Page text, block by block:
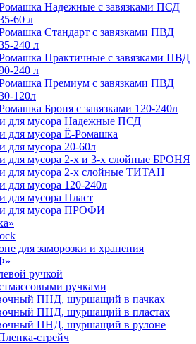
Надежные с завязками ПСД
60 л
Стандарт с завязками ПВД
240 л
Практичные с завязками ПВД
240 л
Премиум с завязками ПВД
120л
Броня с завязками 120-240л
для мусора Надежные ПСД
для мусора Ё-Ромашка
для мусора 20-60л
для мусора 2-х и 3-х слойные БРОНЯ
для мусора 2-х слойные ТИТАН
для мусора 120-240л
для мусора Пласт
для мусора ПРОФИ
для заморозки и хранения
ручкой
ручками
ПНД, шуршащий в пачках
ПНД, шуршащий в пластах
ПНД, шуршащий в рулоне
стрейч